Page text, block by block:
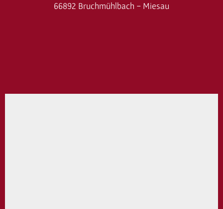
66892 Bruchmühlbach - Miesau